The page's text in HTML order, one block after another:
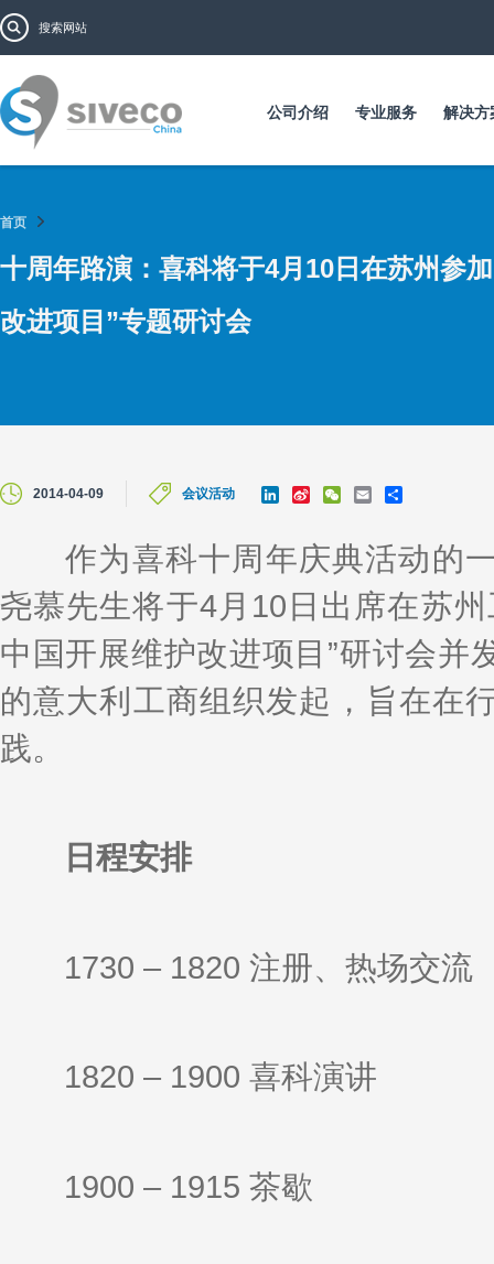
到
要
内
搜索表单
公司介绍 专业服务 解决方
首页
十周年路演：喜科将于4月10日在苏州参
改进项目”专题研讨会
2014-04-09 会议活动
作为喜科十周年庆典活动的一
尧慕先生将于4月10日出席在苏
中国开展维护改进项目”研讨会并
的意大利工商组织发起，旨在在
践。
日程安排
1730 – 1820 注册、热场交流
1820 – 1900 喜科演讲
1900 – 1915 茶歇
k
e
I
n
a
W
i
b
W
h
a
i
l
r
e